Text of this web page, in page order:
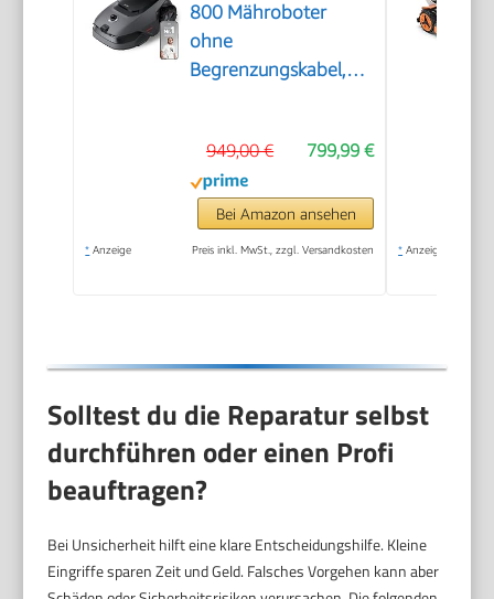
800 Mähroboter
ohne
Begrenzungskabel,
799,99 €
949,00 €
Bei Amazon ansehen
* Anzeige Preis inkl. MwSt., zzgl. Versandkosten * Anzeige
Solltest du die Reparatur selbst
durchführen oder einen Profi
beauftragen?
Bei Unsicherheit hilft eine klare Entscheidungshilfe. Kleine
Eingriffe sparen Zeit und Geld. Falsches Vorgehen kann aber